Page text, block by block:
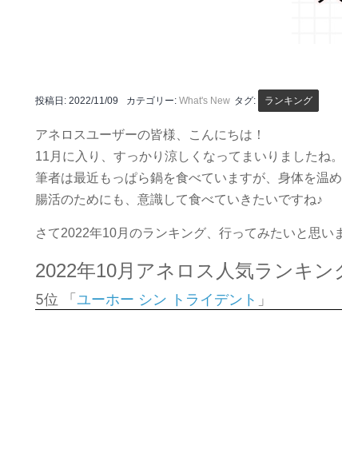
投稿日:2022/11/09 カテゴリー:What's New タグ: ランキング
アネロスユーザーの皆様、こんにちは！
11月に入り、すっかり涼しくなってまいりましたね。
筆者は最近もっぱら鍋を食べていますが、身体を温
腸活のためにも、意識して食べていきたいですね♪
さて2022年10月のランキング、行ってみたいと思い
2022年10月アネロス人気ランキン
5位 「ユーホー シン トライデント 」